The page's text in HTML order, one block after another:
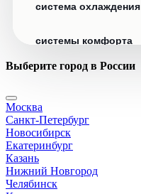
система охлаждения
системы комфорта
стекла
стеклоочистители
топливная система
тормозная система
Выберите город в России
Москва
Санкт-Петербург
Новосибирск
Екатеринбург
Казань
Нижний Новгород
Челябинск